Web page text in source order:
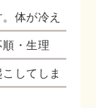
体が冷え
・生理
してしま